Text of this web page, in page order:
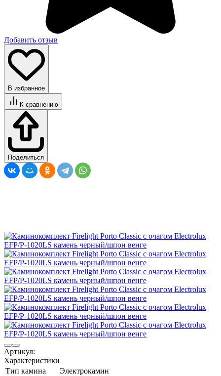
Добавить отзыв
В избранное
К сравнению
Поделиться
Артикул:
Характеристики
Тип камина
Электрокамин